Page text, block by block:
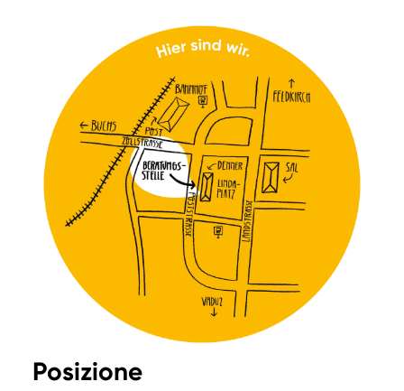
Posizione